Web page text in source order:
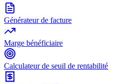
Générateur de facture
Marge bénéficiaire
Calculateur de seuil de rentabilité